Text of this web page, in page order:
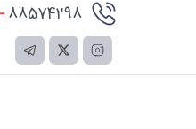
88574298